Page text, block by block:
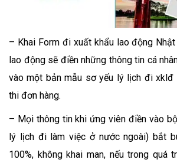
– Khai Form đi xuất khẩu lao động
lao động sẽ điền những thông tin cá
vào một bản mẫu sơ yếu lý lịch đi xklđ
thi đơn hàng.
– Mọi thông tin khi ứng viên điền vào
lý lịch đi làm việc ở nước ngoài) bắt
100%, không khai man, nếu trong quá